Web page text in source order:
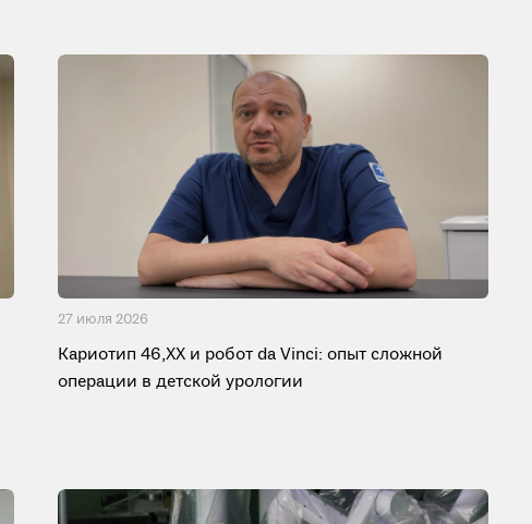
27 июля 2026
Кариотип 46,XX и робот da Vinci: опыт сложной
операции в детской урологии